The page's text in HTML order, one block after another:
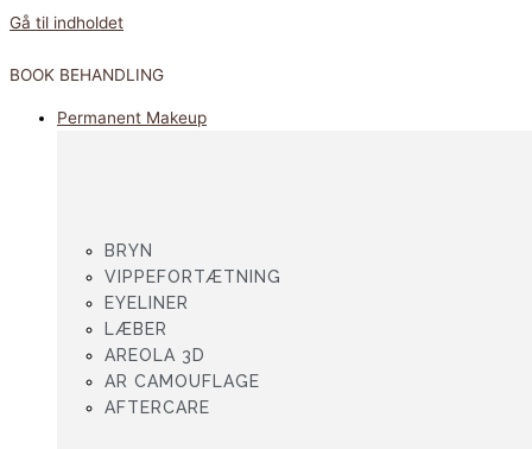
Gå til indholdet
BOOK BEHANDLING
Permanent Makeup
BRYN
VIPPEFORTÆTNING
EYELINER
LÆBER
AREOLA 3D
AR CAMOUFLAGE
AFTERCARE